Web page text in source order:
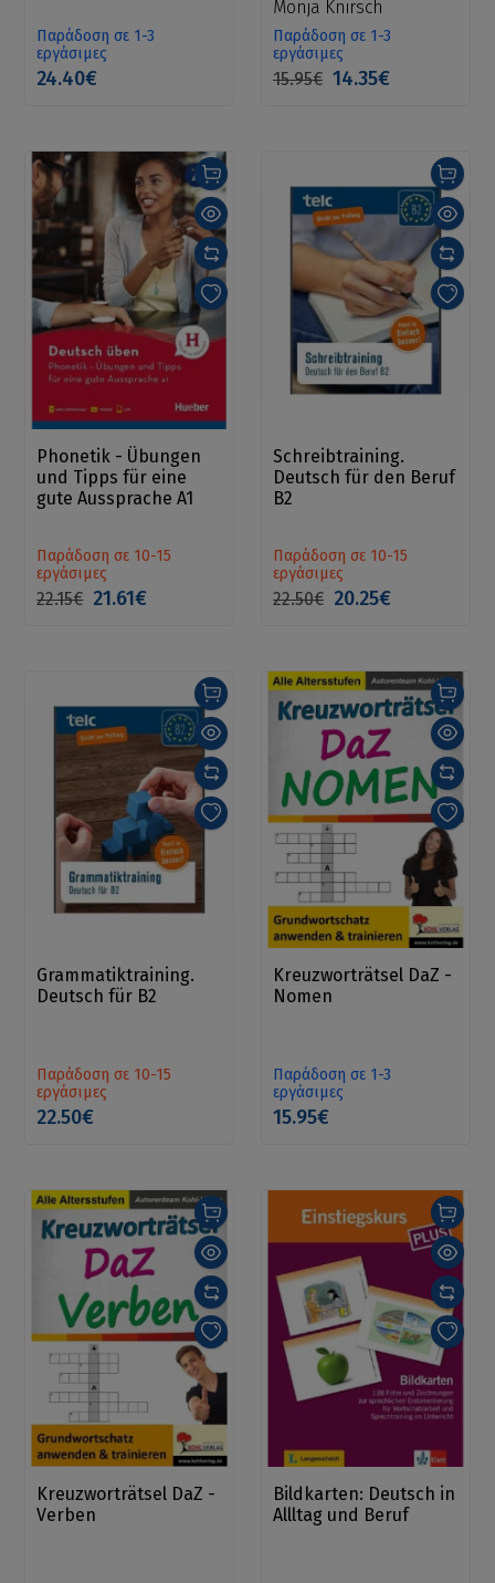
Παράδοση σε 1-3
εργάσιμες
24.40€
Monja Knirsch
Παράδοση σε 1-3
εργάσιμες
15.95€ 14.35€
Phonetik - Übungen
und Tipps für eine
gute Aussprache A1
Παράδοση σε 10-15
εργάσιμες
22.15€ 21.61€
Schreibtraining.
Deutsch für den Beruf
B2
Παράδοση σε 10-15
εργάσιμες
22.50€ 20.25€
Grammatiktraining.
Deutsch für B2
Παράδοση σε 10-15
εργάσιμες
22.50€
Kreuzworträtsel DaZ -
Nomen
Παράδοση σε 1-3
εργάσιμες
15.95€
Kreuzworträtsel DaZ -
Verben
Bildkarten: Deutsch in
Allltag und Beruf